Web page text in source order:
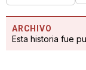
ARCHIVO
Esta historia fue